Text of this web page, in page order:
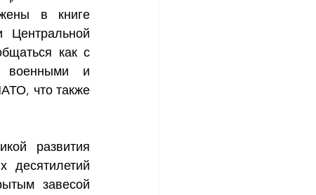
в книге
Центральной
как с
военными и
что также
развития
десятилетий
завесой